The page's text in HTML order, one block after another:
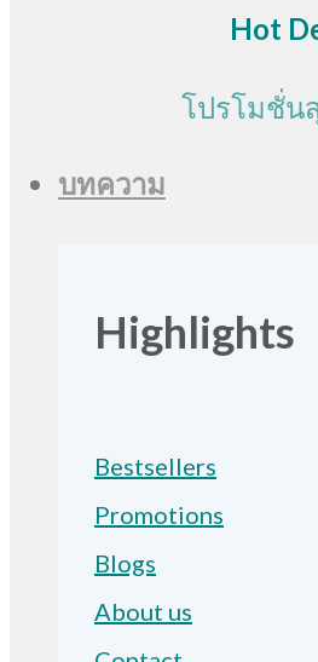
Hot
โปรโมชั่น
บทความ
Highlights
Bestsellers
Promotions
Blogs
About us